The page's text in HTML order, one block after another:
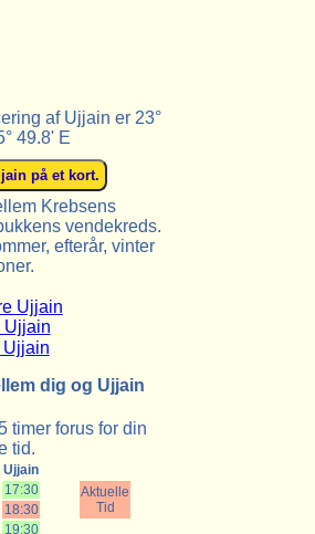
af Ujjain er 23°
49.8' E
Krebsens
vendekreds.
efterår, vinter
Ujjain
Ujjain
Ujjain
dig og Ujjain
timer forus for din
tid.
Ujjain
17:30
Aktuelle
Tid
18:30
19:30